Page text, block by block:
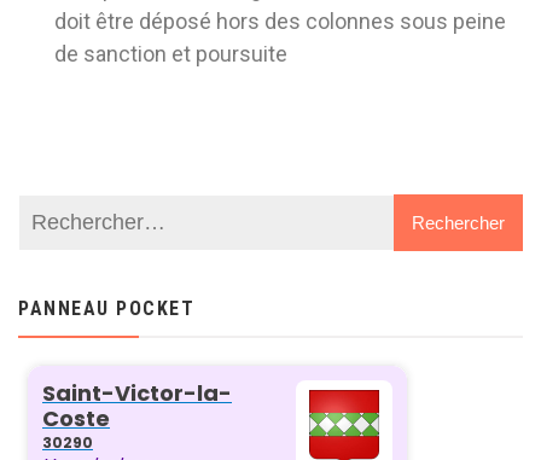
doit être déposé hors des colonnes sous peine
de sanction et poursuite
PANNEAU POCKET